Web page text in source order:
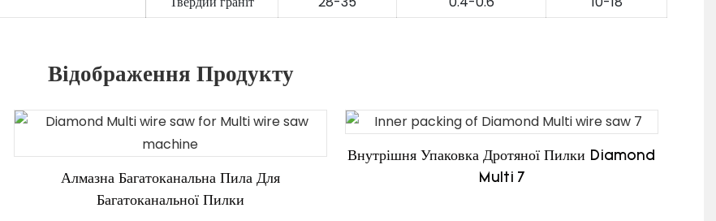
Відображення Продукту
Алмазна Багатоканальна Пила Для
Багатоканальної Пилки
Внутрішня Упаковка Дротяної Пилки Diamond
Multi 7